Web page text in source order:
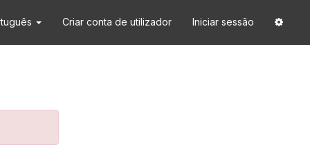
Criar conta de utilizador Iniciar sessão